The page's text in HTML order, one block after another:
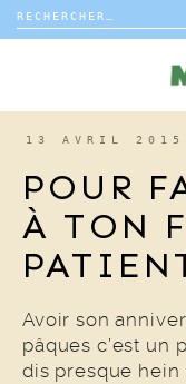
Rechercher :
DÉCO
VOYAGE
COUP DE COEUR
EDITORIAL
13 AVRIL 2015
POUR
À TON
Avoir son
pâques c’est un
dis presque hein